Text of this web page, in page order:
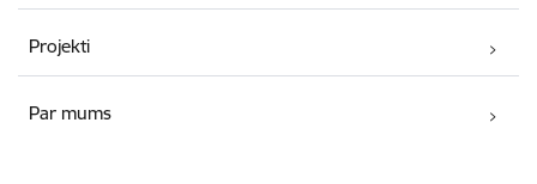
Projekti
Par mums